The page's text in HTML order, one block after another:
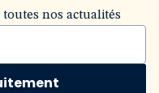
nos actualités